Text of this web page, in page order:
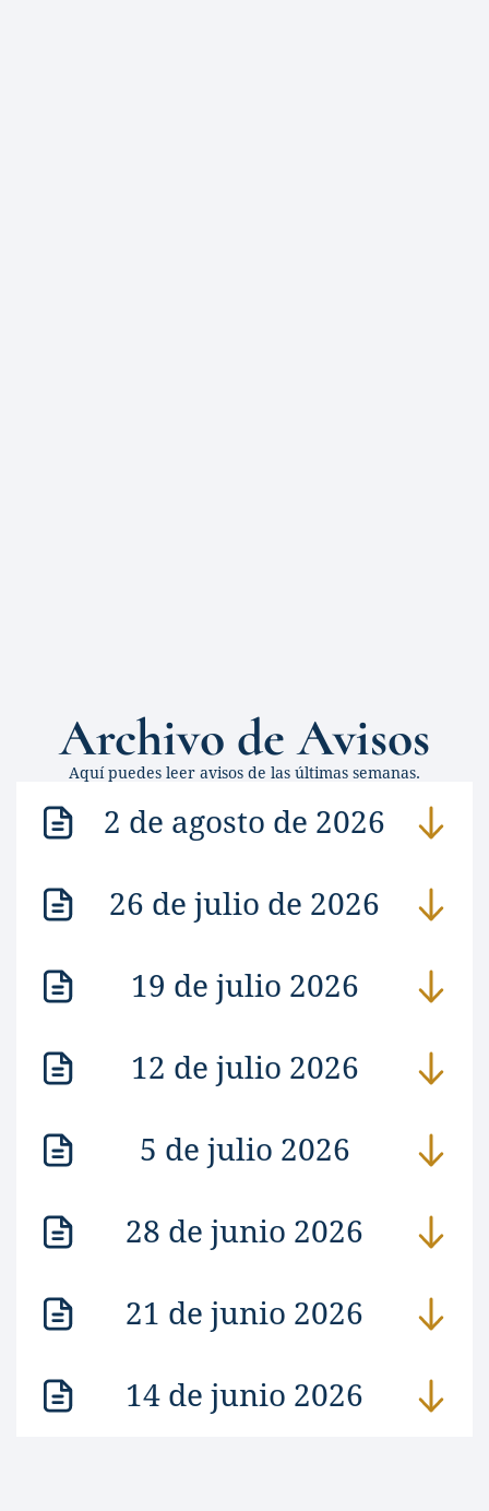
Archivo de Avisos
Aquí puedes leer avisos de las últimas semanas.
2 de agosto de 2026
26 de julio de 2026
19 de julio 2026
12 de julio 2026
5 de julio 2026
28 de junio 2026
21 de junio 2026
14 de junio 2026